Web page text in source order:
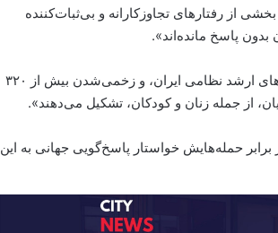
از رفتارهای تجاوزکارانه و بی‌ثبات‌کننده
پاسخ مانده‌اند».
او تأکید کرد که این حملات منجر به جان‌باختن ۷۸ تن، از جمله مقام‌های ارشد نظامی ایران، و زخمی‌شدن بیش از ۳۲۰
از جمله زنان و کودکان، تشکیل می‌دهند».
برابر حمله‌هایش خواستار پاسخ‌گویی جهانی به این